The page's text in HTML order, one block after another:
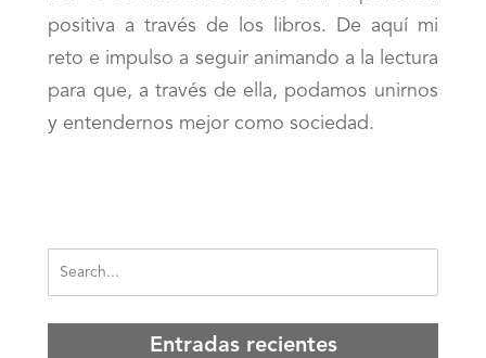
positiva a través de los libros. De aquí mi
reto e impulso a seguir animando a la lectura
para que, a través de ella, podamos unirnos
y entendernos mejor como sociedad.
Entradas recientes